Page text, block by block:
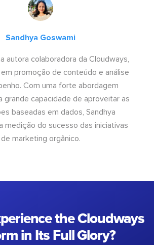
Sandhya Goswami
autora colaboradora da Cloudways,
promoção de conteúdo e análise
Com uma forte abordagem
grande capacidade de aproveitar as
baseadas em dados, Sandhya
medição do sucesso das iniciativas
de marketing orgânico.
the Cloudways
in Its Full Glory?